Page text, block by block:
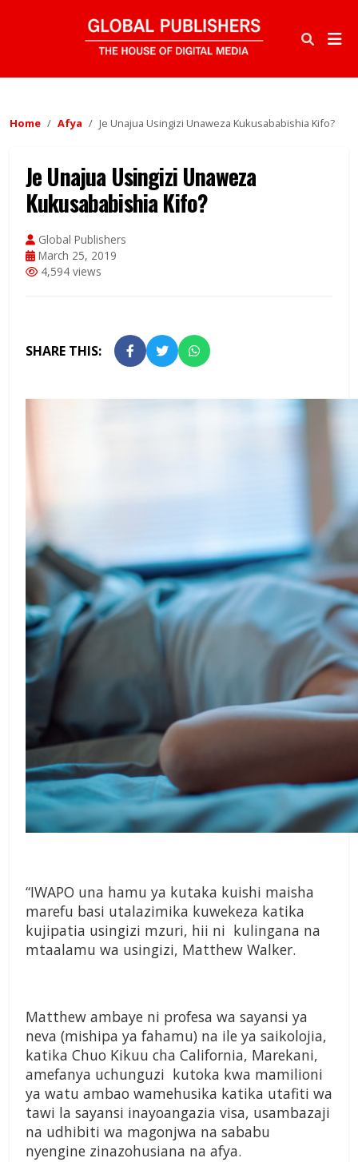
Home Afya Je Unajua Usingizi Unaweza Kukusababishia Kifo?
Je Unajua Usingizi Unaweza
Kukusababishia Kifo?
Global Publishers
March 25, 2019
4,594 views
SHARE THIS:
“IWAPO una hamu ya kutaka kuishi maisha
marefu basi utalazimika kuwekeza katika
kujipatia usingizi mzuri, hii ni kulingana na
mtaalamu wa usingizi, Matthew Walker.
Matthew ambaye ni profesa wa sayansi ya
neva (mishipa ya fahamu) na ile ya saikolojia,
katika Chuo Kikuu cha California, Marekani,
amefanya uchunguzi kutoka kwa mamilioni
ya watu ambao wamehusika katika utafiti wa
tawi la sayansi inayoangazia visa, usambazaji
na udhibiti wa magonjwa na sababu
nyengine zinazohusiana na afya.